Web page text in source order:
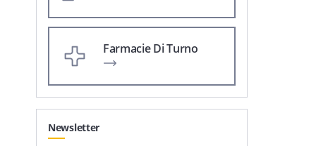
Farmacie Di Turno
Newsletter